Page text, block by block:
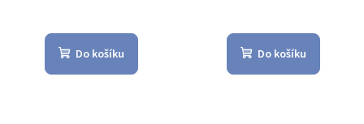
Do košíku Do košíku